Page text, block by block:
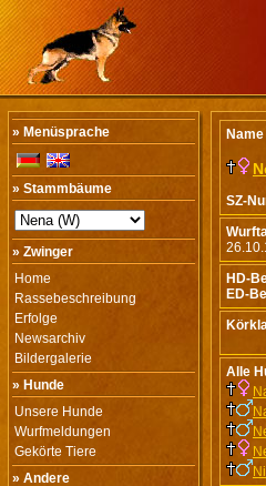
» Menüsprache
» Stammbäume
» Zwinger
Home
Rassebeschreibung
Erfolge
Newsarchiv
Bildergalerie
» Hunde
Unsere Hunde
Wurfmeldungen
Gekörte Tiere
» Andere
Name
SZ-
HD-
ED-
Alle